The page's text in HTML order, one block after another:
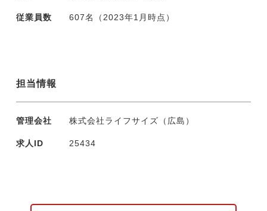
従業員数 607名（2023年1月時点）
担当情報
管理会社 株式会社ライフサイズ（広島）
求人ID 25434